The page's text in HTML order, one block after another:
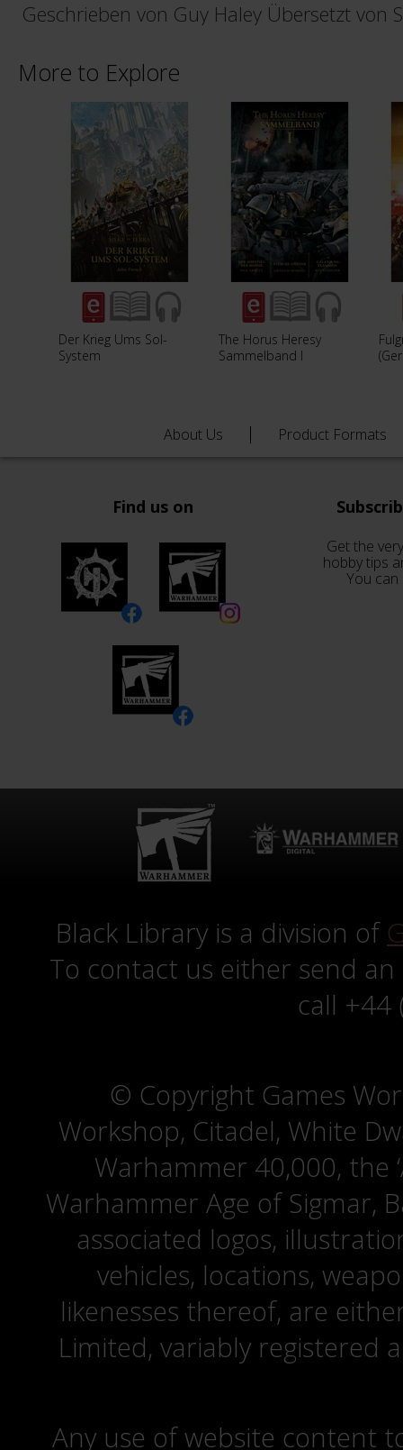
Geschrieben von Guy Haley Übersetzt von
More to Explore
Der Krieg Ums Sol-
System
The Horus Heresy
Sammelband I
About Us Product Formats
Find us on
Get the
hobby tips
You
Black Library is a division of
To contact us either send
call +44
© Copyright Games
Workshop, Citadel, White
Warhammer 40,000, the
Warhammer Age of Sigmar,
associated logos,
vehicles, locations,
likenesses thereof, are
Limited, variably registered
Any use of website content